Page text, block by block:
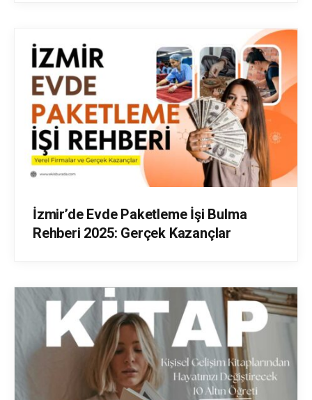
İzmir’de Evde Paketleme İşi Bulma
Rehberi 2025: Gerçek Kazançlar